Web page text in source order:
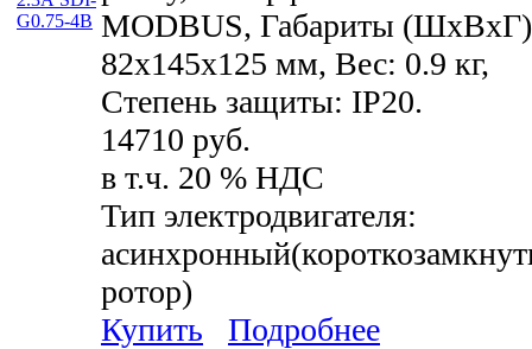
MODBUS, Габариты
82x145x125 мм, Вес: 0.9 кг,
Степень защиты: IP20.
14710 руб.
в т.ч. 20 % НДС
Тип электродвигателя:
ротор)
Купить
Подробнее